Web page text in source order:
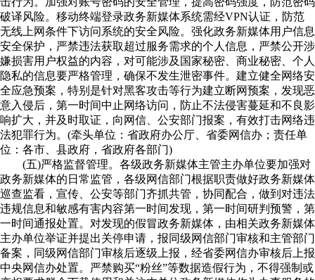
破译风险。移动终端登录政务新媒体系统需经VPN认证，防范
无线上网条件下访问系统的安全风险。强化政务新媒体用户信息
安全保护，严禁违法获取超过服务需求的个人信息，严禁公开涉
嫌损害用户权益的内容，对可能涉及国家秘密、商业秘密、个人
隐私的信息要严格管理，确保不发生泄密事件。建立健全网络安
全应急预案，特别是针对黑客攻击等行为建立断网预案，发现恶
意入侵后，第一时间中止网络访问，防止不法侵害蔓延和不良影
响扩大，并及时取证，向网信、公安部门报案，有效打击网络违
法犯罪行为。(牵头单位：省政府办公厅、省委网信办；责任单
位：各市、县政府，省政府各部门)
(五)严格监督管理。各级政务新媒体主管主办单位要加强对
政务新媒体的日常监管，各级网信部门根据职责做好政务新媒体
巡查监看，宣传、公安等部门齐抓共管，协同配合，做到对违法
违规信息和敏感有害内容第一时间发现，第一时间研判预警，第
一时间通报处置。对发现的假冒政务新媒体，由相关政务新媒体
主办单位举证并提出关停申请，报同级网信部门审核和主管部门
备案，同级网信部门审核后逐级上报，经省委网信办审核后上报
中央网信办处置。严禁购买“粉丝”等数据造假行为，不得强制或